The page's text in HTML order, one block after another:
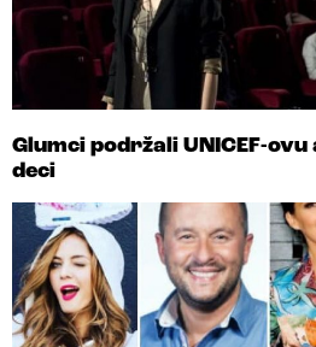
Glumci podržali UNICEF-
deci